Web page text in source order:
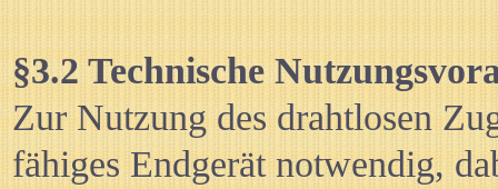
§3.2 Technische
Zur Nutzung des drahtlosen
fähiges Endgerät notwendig,